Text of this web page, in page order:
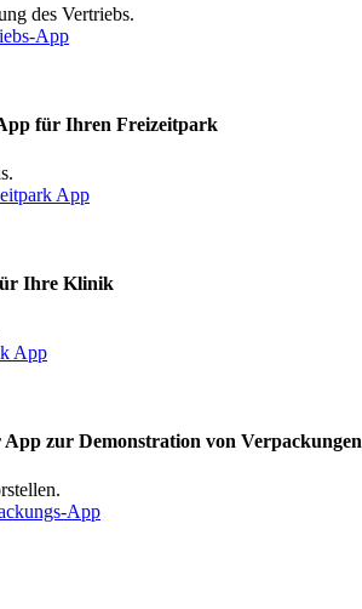
des Vertriebs.
App
für Ihren Freizeitpark
App
Ihre Klinik
App
App zur Demonstration von Verpackungen
App